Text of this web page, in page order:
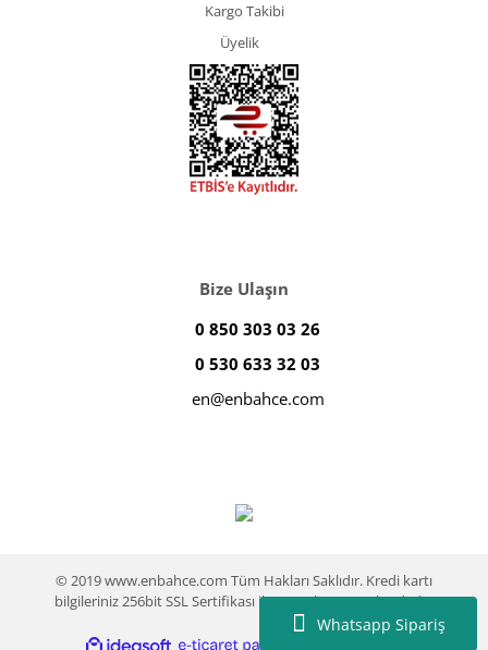
Whatsapp Sipariş
Kargo Takibi
Üyelik
Bize Ulaşın
0 850 303 03 26
0 530 633 32 03
en@enbahce.com
© 2019 www.enbahce.com Tüm Hakları Saklıdır. Kredi kartı
bilgileriniz 256bit SSL Sertifikası ile %100 koruma altındadır.
ideasoft